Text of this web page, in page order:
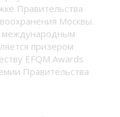
Правительства
Москвы.
международным
призером
EFQM Awards
Правительства